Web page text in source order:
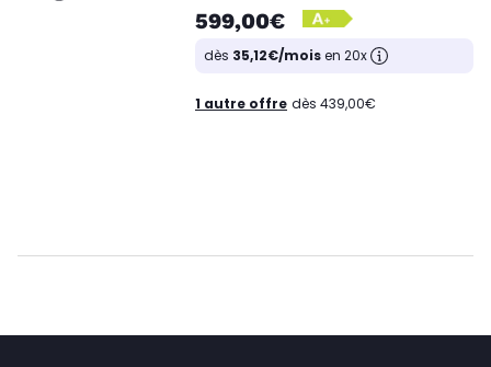
599,00€
dès 35,12€/moisen 20x
1 autre offre dès 439,00€